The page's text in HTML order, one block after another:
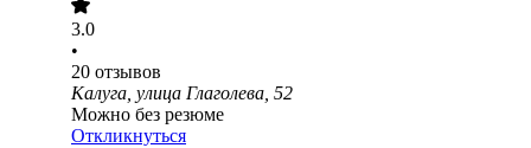
3.0
•
20 отзывов
Калуга, улица Глаголева, 52
Можно без резюме
Откликнуться